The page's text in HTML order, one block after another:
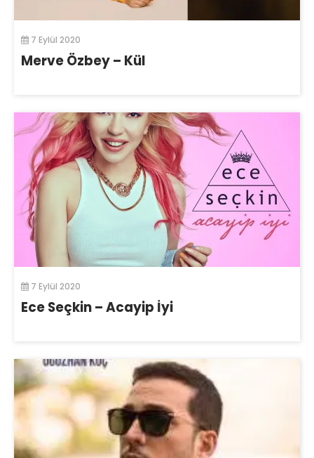
7 Eylül 2020
Merve Özbey – Kül
7 Eylül 2020
Ece Seçkin – Acayip İyi